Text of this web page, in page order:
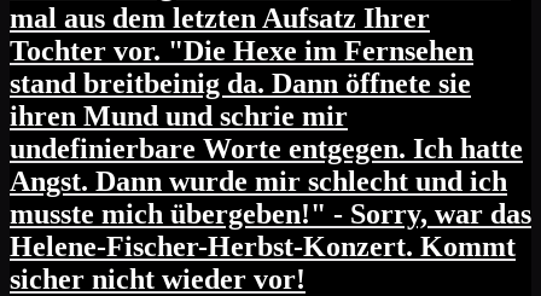
mal aus dem letzten Aufsatz Ihrer
Tochter vor. "Die Hexe im Fernsehen
stand breitbeinig da. Dann öffnete sie
ihren Mund und schrie mir
undefinierbare Worte entgegen. Ich hatte
Angst. Dann wurde mir schlecht und ich
musste mich übergeben!" - Sorry, war das
Helene-Fischer-Herbst-Konzert. Kommt
sicher nicht wieder vor!